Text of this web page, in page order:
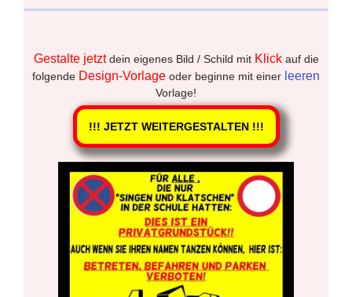
Gestalte jetztdein eigenes Bild / Schild mit Klickauf die
folgende Design-Vorlage oder beginne mit einer leeren
Vorlage!
!!! JETZT WEITERGESTALTEN !!!